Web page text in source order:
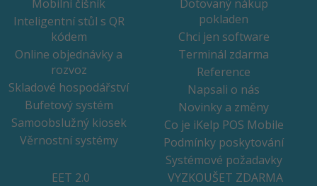
Mobilní číšník
Inteligentní stůl s QR
kódem
Online objednávky a
rozvoz
Skladové hospodářství
Bufetový systém
Samoobslužný kiosek
Věrnostní systémy
Dotovaný nákup
pokladen
Chci jen software
Terminál zdarma
Reference
Napsali o nás
Novinky a změny
Co je iKelp POS Mobile
Podmínky poskytování
Systémové požadavky
EET 2.0
VYZKOUŠET ZDARMA